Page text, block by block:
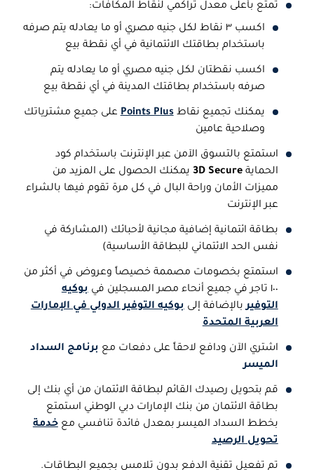
تمتع بأعلى معدل تراكمي لنقاط المكافآت:
اكسب ٣ نقاط لكل جنيه مصري أو ما يعادله يتم صرفه
باستخدام بطاقتك الائتمانية في أي نقطة بيع
اكسب نقطتان لكل جنيه مصري أو ما يعادله يتم
صرفه باستخدام بطاقتك المدينة في أي نقطة بيع
يمكنك تجميع نقاطPoints Plusعلى جميع مشترياتك
وصلاحية عامين
استمتع بالتسوق الآمن عبر الإنترنت باستخدام كود
الحماية3D Secure يمكنك الحصول على المزيد من
مميزات الأمان وراحة البال في كل مرة تقوم فيها بالشراء
عبر الإنترنت
بطاقة ائتمانية إضافية مجانية لأحبائك (المشاركة في
نفس الحد الائتماني للبطاقة الأساسية)
استمتع بخصومات مصممة خصيصاً وعروض في أكثر من
١٠٠ تاجر في جميع أنحاء مصر المسجلين في
بوكيه
التوفير بالإضافة إلىبوكيه التوفير الدولي في الإمارات
العربية المتحدة
اشتري الآن ودافع لاحقاً على دفعات مع برنامج السداد
الميسر
قم بتحويل رصيدك القائم لبطاقة الائتمان من أي بنك إلى
بطاقة الائتمان من بنك الإمارات دبي الوطني استمتع
بخطط السداد الميسر بمعدل فائدة تنافسي معخدمة
تحويل الرصيد
تم تفعيل تقنية الدفع بدون تلامس بجميع البطاقات.